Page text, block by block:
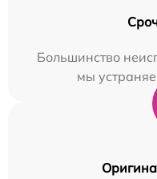
Большинство
мы